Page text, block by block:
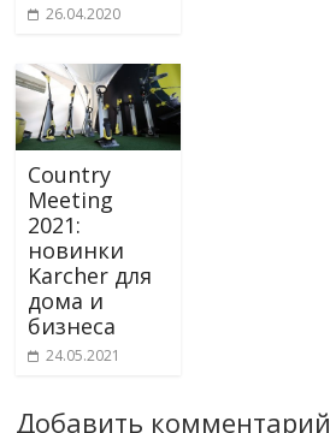
26.04.2020
Country
Meeting
2021:
новинки
Karcher для
дома и
бизнеса
24.05.2021
Добавить комментарий